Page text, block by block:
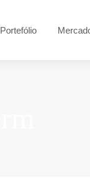
Portefólio